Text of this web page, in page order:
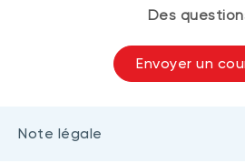
Des
Envoyer un
Note légale